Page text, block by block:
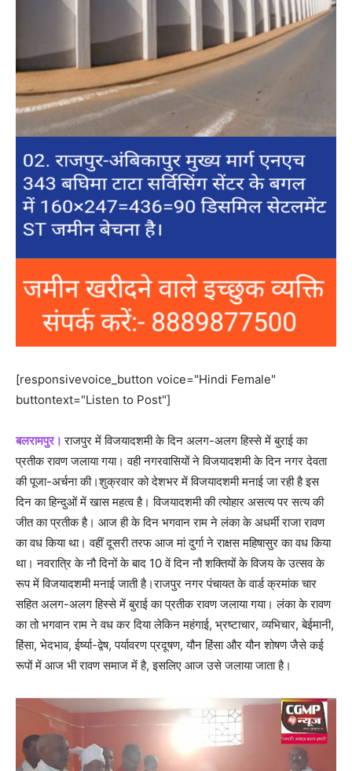
[responsivevoice_button voice="Hindi Female"
buttontext="Listen to Post"]
बलरामपुर।राजपुर में विजयादशमी के दिन अलग-अलग हिस्से में बुराई का
प्रतीक रावण जलाया गया। वही नगरवासियों ने विजयादशमी के दिन नगर देवता
की पूजा-अर्चना की।शुक्रवार को देशभर में विजयादशमी मनाई जा रही है इस
दिन का हिन्‍दुओं में खास महत्व है। विजयादशमी की त्योहार असत्‍य पर सत्‍य की
जीत का प्रतीक है। आज ही के दिन भगवान राम ने लंका के अधर्मी राजा रावण
का वध किया था। वहीं दूसरी तरफ आज मां दुर्गा ने राक्षस महिषासुर का वध किया
था। नवरात्रि के नौ दिनों के बाद 10 वें दिन नौ शक्तियों के विजय के उत्‍सव के
रूप में विजयादशमी मनाई जाती है।राजपुर नगर पंचायत के वार्ड क्रमांक चार
सहित अलग-अलग हिस्से में बुराई का प्रतीक रावण जलाया गया। लंका के रावण
का तो भगवान राम ने वध कर दिया लेकिन महंगाई, भ्रष्‍टाचार, व्‍यभिचार, बेईमानी,
हिंसा, भेदभाव, ईर्ष्‍या-द्वेष, पर्यावरण प्रदूषण, यौन हिंसा और यौन शोषण जैसे कई
रूपों में आज भी रावण समाज में है, इसलिए आज उसे जलाया जाता है।